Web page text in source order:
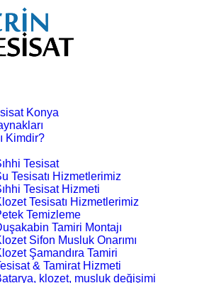
Konya
Kimdir?
Tesisat
Tesisatı Hizmetlerimiz
Tesisat Hizmeti
Tesisatı Hizmetlerimiz
Temizleme
Tamiri Montajı
Sifon Musluk Onarımı
Şamandıra Tamiri
& Tamirat Hizmeti
klozet, musluk değişimi